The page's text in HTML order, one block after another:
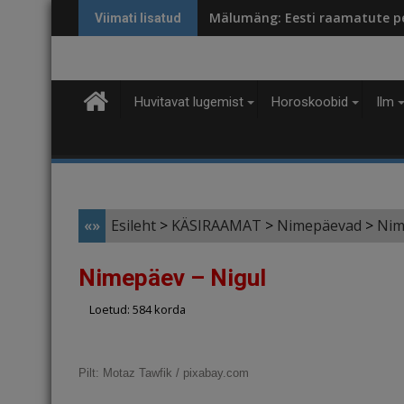
to
Viimati lisatud Mälumäng: Eesti raamatute
Huvitavat lugemist Horoskoobid Ilm
«» Esileht > KÄSIRAAMAT > Nimepäevad >
Nimepäev – Nigul
Loetud: 584 korda
Pilt: Motaz Tawfik / pixabay.com